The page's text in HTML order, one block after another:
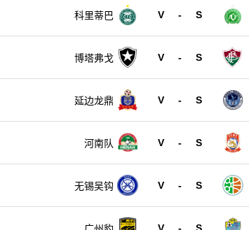
科里蒂巴 V - S
博塔弗戈 V - S
延边龙鼎 V - S
河南队 V - S
无锡吴钩 V - S
V - S